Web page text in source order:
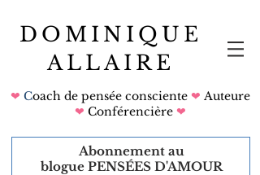
DOMINIQUE
ALLAIRE
❤ Coach de pensée consciente ❤ Auteure
❤ Conférencière ❤
Abonnement au
blogue PENSÉES D'AMOUR